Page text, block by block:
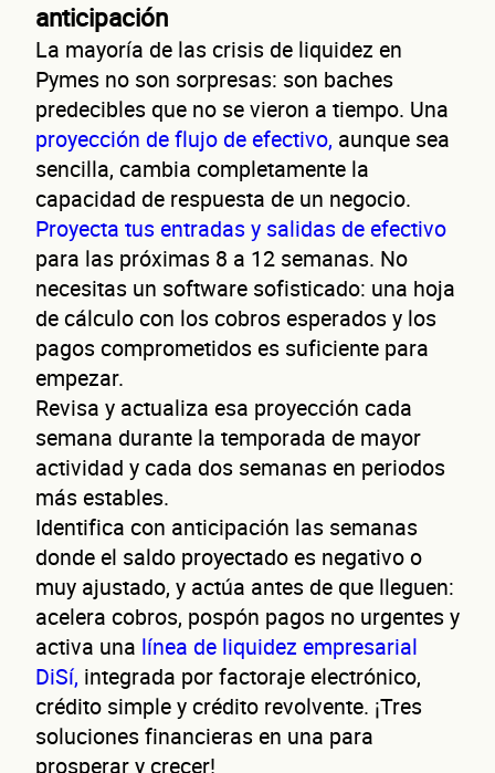
anticipación
La mayoría de las crisis de liquidez en
Pymes no son sorpresas: son baches
predecibles que no se vieron a tiempo. Una
proyección de flujo de efectivo, aunque sea
sencilla, cambia completamente la
capacidad de respuesta de un negocio.
Proyecta tus entradas y salidas de efectivo
para las próximas 8 a 12 semanas. No
necesitas un software sofisticado: una hoja
de cálculo con los cobros esperados y los
pagos comprometidos es suficiente para
empezar.
Revisa y actualiza esa proyección cada
semana durante la temporada de mayor
actividad y cada dos semanas en periodos
más estables.
Identifica con anticipación las semanas
donde el saldo proyectado es negativo o
muy ajustado, y actúa antes de que lleguen:
acelera cobros, pospón pagos no urgentes y
activa una línea de liquidez empresarial
DiSí, integrada por factoraje electrónico,
crédito simple y crédito revolvente. ¡Tres
soluciones financieras en una para
prosperar y crecer!
¿Cuánto factura tu negocio al año?
Esto nos ayuda a ofrecerte la línea de crédito correcta para tu negocio.